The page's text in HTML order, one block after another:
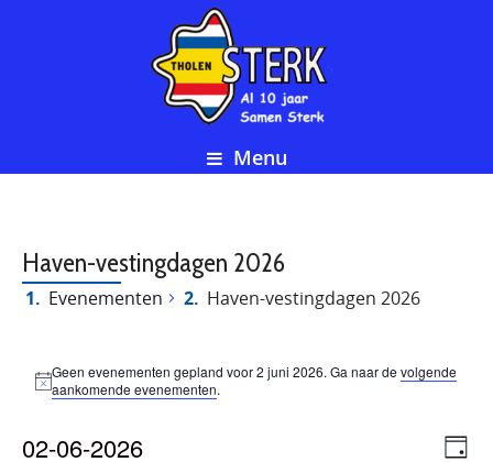
Menu
Haven-vestingdagen 2026
Evenementen Haven-vestingdagen 2026
Evenementen
Bericht
Geen evenementen gepland voor 2 juni 2026. Ga naar devolgende
aankomende evenementen.
02-06-2026